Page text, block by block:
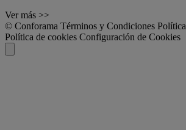
Ver más >>
© Conforama Términos y Condiciones
Política de cookies Configuración de Cookies